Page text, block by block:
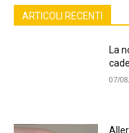
ARTICOLI RECENTI
La
07/